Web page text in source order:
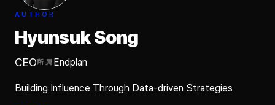
AUTHOR
Hyunsuk Song
CEO所属 Endplan
Building Influence Through Data-driven Strategies